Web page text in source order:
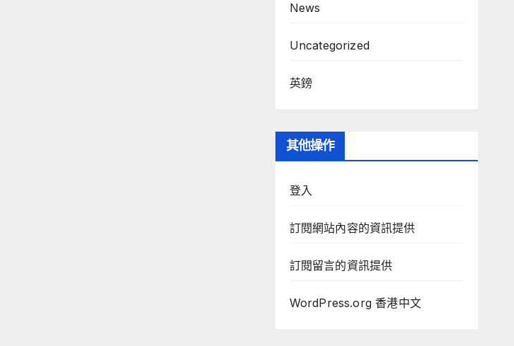
News
Uncategorized
英鎊
其他操作
登入
訂閱網站內容的資訊提供
訂閱留言的資訊提供
WordPress.org 香港中文